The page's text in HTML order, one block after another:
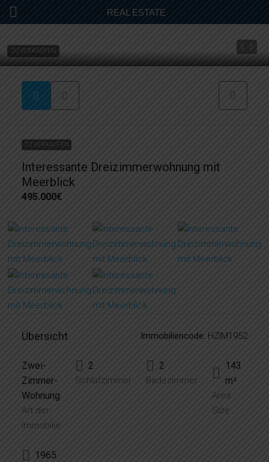
REAL ESTATE
5
ZU VERKAUFEN
ZU VERKAUFEN
Interessante Dreizimmerwohnung mit
Meerblick
495.000€
Übersicht Immobiliencode: HZIM1952
Zwei-
Zimmer-
Wohnung
Art der
Immobilie
2
Schlafzimmer
2
Badezimmer
143
m²
Area
Size
1965